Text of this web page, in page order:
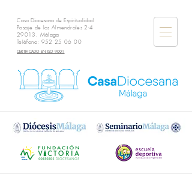
Casa Diocesana de Espiritualidad
Pasaje de los Almendrales 2-4
29013, Málaga
Teléfono: 952 25 06 00
CERTIFICADO EN ISO 9001